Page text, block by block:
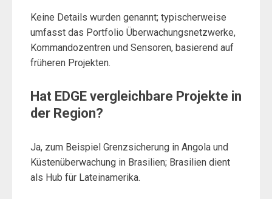
Keine Details wurden genannt; typischerweise
umfasst das Portfolio Überwachungsnetzwerke,
Kommandozentren und Sensoren, basierend auf
früheren Projekten.
Hat EDGE vergleichbare Projekte in
der Region?
Ja, zum Beispiel Grenzsicherung in Angola und
Küstenüberwachung in Brasilien; Brasilien dient
als Hub für Lateinamerika.